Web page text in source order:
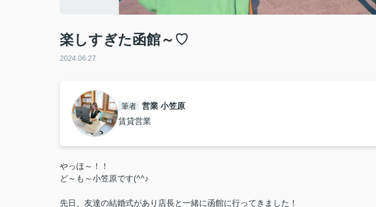
楽しすぎた函館～♡
2024.06.27
筆者 営業 小笠原
賃貸営業
やっほ～！！
ど～も～小笠原です(^^♪
先日、友達の結婚式があり店長と一緒に函館に行ってきました！